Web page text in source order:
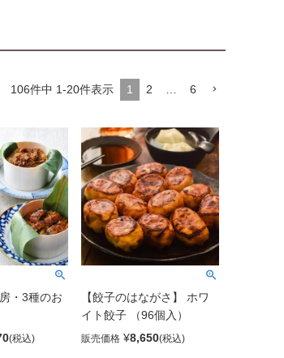
106件中 1-20件表示 1 2 6
・3種のお
【餃子のはながさ】 ホワ
イト餃子 （96個入）
販売価格 ¥8,650